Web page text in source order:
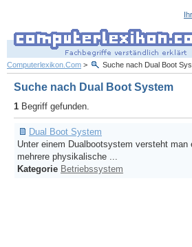
Computerlexikon.Com > Suche nach Dual Boot
Suche nach Dual Boot System
1 Begriff gefunden.
Dual Boot System
Unter einem Dualbootsystem versteht man
mehrere physikalische ...
Kategorie Betriebssystem